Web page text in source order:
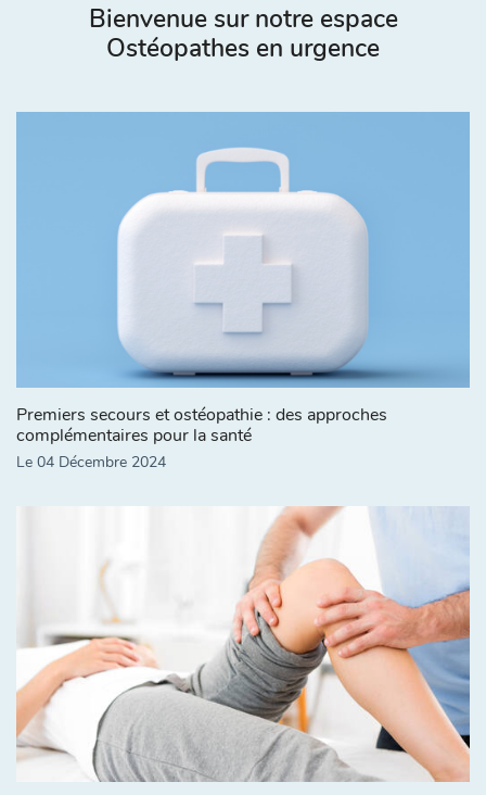
Bienvenue sur notre espace
Ostéopathes en urgence
Premiers secours et ostéopathie : des approches
complémentaires pour la santé
Le 04 Décembre 2024